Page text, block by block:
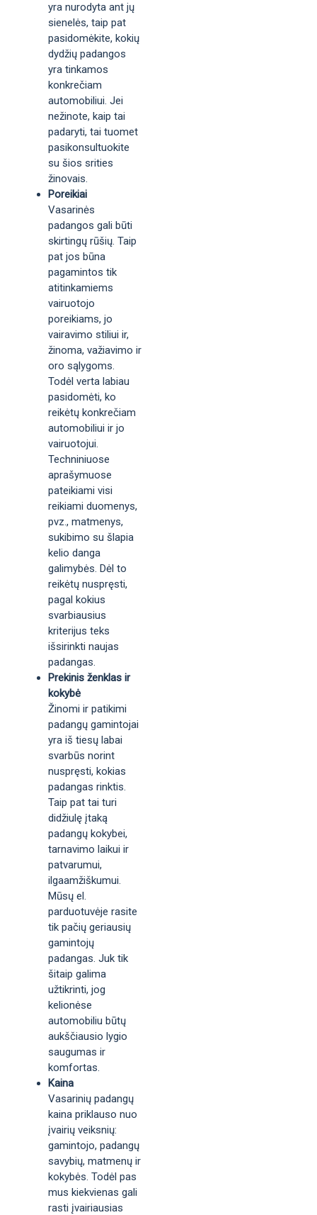
yra nurodyta ant jų
sienelės, taip pat
pasidomėkite, kokių
dydžių padangos
yra tinkamos
konkrečiam
automobiliui. Jei
nežinote, kaip tai
padaryti, tai tuomet
pasikonsultuokite
su šios srities
žinovais.
Poreikiai
Vasarinės
padangos gali būti
skirtingų rūšių. Taip
pat jos būna
pagamintos tik
atitinkamiems
vairuotojo
poreikiams, jo
vairavimo stiliui ir,
žinoma, važiavimo ir
oro sąlygoms.
Todėl verta labiau
pasidomėti, ko
reikėtų konkrečiam
automobiliui ir jo
vairuotojui.
Techniniuose
aprašymuose
pateikiami visi
reikiami duomenys,
pvz., matmenys,
sukibimo su šlapia
kelio danga
galimybės. Dėl to
reikėtų nuspręsti,
pagal kokius
svarbiausius
kriterijus teks
išsirinkti naujas
padangas.
Prekinis ženklas ir
kokybė
Žinomi ir patikimi
padangų gamintojai
yra iš tiesų labai
svarbūs norint
nuspręsti, kokias
padangas rinktis.
Taip pat tai turi
didžiulę įtaką
padangų kokybei,
tarnavimo laikui ir
patvarumui,
ilgaamžiškumui.
Mūsų el.
parduotuvėje rasite
tik pačių geriausių
gamintojų
padangas. Juk tik
šitaip galima
užtikrinti, jog
kelionėse
automobiliu būtų
aukščiausio lygio
saugumas ir
komfortas.
Kaina
Vasarinių padangų
kaina priklauso nuo
įvairių veiksnių:
gamintojo, padangų
savybių, matmenų ir
kokybės. Todėl pas
mus kiekvienas gali
rasti įvairiausias